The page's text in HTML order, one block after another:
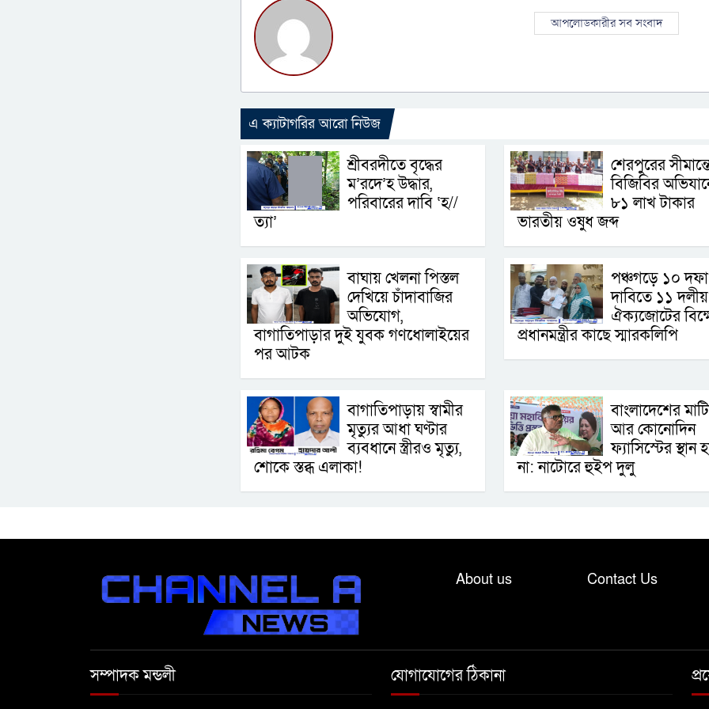
আপলোডকারীর সব সংবাদ
এ ক্যাটাগরির আরো নিউজ
শ্রীবরদীতে বৃদ্ধের
ম’রদে’হ উদ্ধার,
পরিবারের দাবি ‘হ//
ত্যা’
শেরপুরের
বিজিবির
৮১ লাখ টাকার
ভারতীয় ওষুধ জব্দ
বাঘায় খেলনা পিস্তল
দেখিয়ে চাঁদাবাজির
অভিযোগ,
বাগাতিপাড়ার দুই যুবক গণধোলাইয়ের
পর আটক
পঞ্চগড়ে ১০ দফা
দাবিতে ১১ দলীয়
ঐক্যজোটের
প্রধানমন্ত্রীর কাছে স্মারকলিপি
বাগাতিপাড়ায় স্বামীর
মৃত্যুর আধা ঘণ্টার
ব্যবধানে স্ত্রীরও মৃত্যু,
শোকে স্তব্ধ এলাকা!
বাংলাদেশের
আর কোনোদিন
ফ্যাসিস্টের স্থান
না: নাটোরে হুইপ দুলু
About us Contact Us
সম্পাদক মন্ডলী যোগাযোগের ঠিকানা